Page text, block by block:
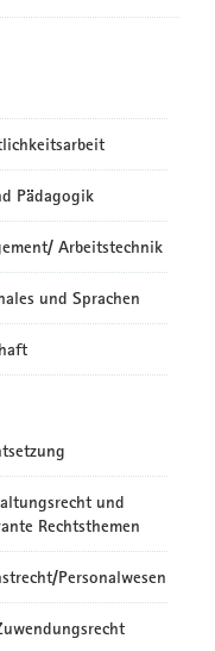
Pädagogik
Arbeitstechnik
und Sprachen
und
Rechtsthemen
Personalwesen